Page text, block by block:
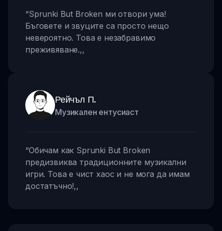
“Sprunki But Broken ми отвори ума!
Бъговете и звуците са просто нещо
невероятно. Това е незабравимо
преживяване.,,
Рейчъл П.
Музикален ентусиаст
“Обичам как Sprunki But Broken
предизвиква традиционните музикални
игри. Това е чист хаос и не мога да имам
достатъчно!,,